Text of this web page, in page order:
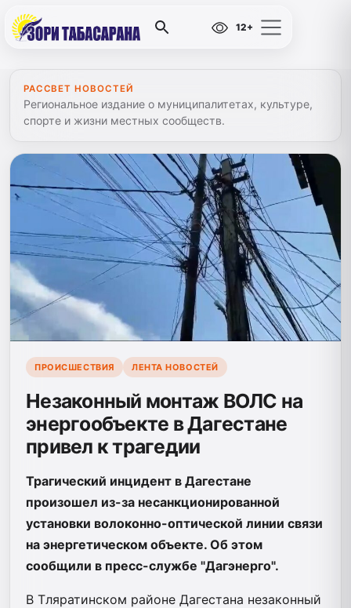
12+
РАССВЕТ НОВОСТЕЙ
Региональное издание о муниципалитетах, культуре,
спорте и жизни местных сообществ.
ПРОИСШЕСТВИЯ ЛЕНТА НОВОСТЕЙ
Незаконный монтаж ВОЛС на
энергообъекте в Дагестане
привел к трагедии
Трагический инцидент в Дагестане
произошел из-за несанкционированной
установки волоконно-оптической линии связи
на энергетическом объекте. Об этом
сообщили в пресс-службе "Дагэнерго".
В Тляратинском районе Дагестана незаконный